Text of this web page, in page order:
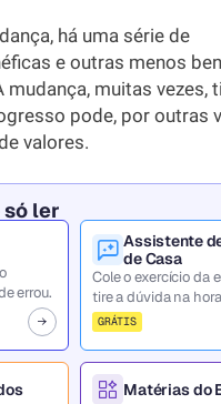
há uma série de
e outras menos
mudança, muitas vezes,
pode, por outras
valores.
só ler
errou.
Assistente
de Casa
Cole o exercício da
tire a dúvida na
GRÁTIS
Matérias do